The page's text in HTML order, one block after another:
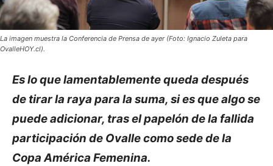
La imagen muestra la Conferencia de Prensa de ayer (Foto: Ignacio Zuleta para
OvalleHOY.cl).
Es lo que lamentablemente queda después
de tirar la raya para la suma, si es que algo se
puede adicionar, tras el papelón de la fallida
participación de Ovalle como sede de la
Copa América Femenina.